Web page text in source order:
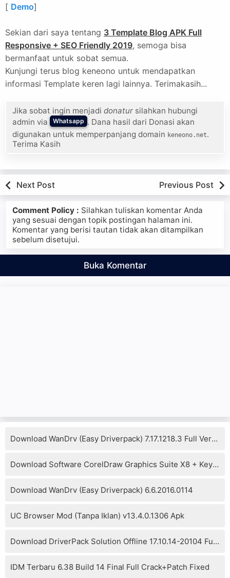
[ Demo]
Sekian dari saya tentang 3 Template Blog APK Full
Responsive + SEO Friendly 2019, semoga bisa
bermanfaat untuk sobat semua.
Kunjungi terus blog keneono untuk mendapatkan
informasi Template keren lagi lainnya. Terimakasih...
Jika sobat ingin menjadi donatur silahkan hubungi
admin via
Whatsapp . Dana hasil dari Donasi akan
digunakan untuk memperpanjang domain keneono.net.
Terima Kasih
Next Post Previous Post
Comment Policy : Silahkan tuliskan komentar Anda
yang sesuai dengan topik postingan halaman ini.
Komentar yang berisi tautan tidak akan ditampilkan
sebelum disetujui.
Buka Komentar
Download WanDrv (Easy Driverpack) 7.17.1218.3 Full Version
Download Software CorelDraw Graphics Suite X8 + Keygen
Download WanDrv (Easy Driverpack) 6.6.2016.0114
UC Browser Mod (Tanpa Iklan) v13.4.0.1306 Apk
Download DriverPack Solution Offline 17.10.14-20104 Full Version
IDM Terbaru 6.38 Build 14 Final Full Crack+Patch Fixed